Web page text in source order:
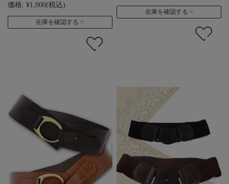
価格: ¥1,000(税込)
在庫を確認する
在庫を確認する